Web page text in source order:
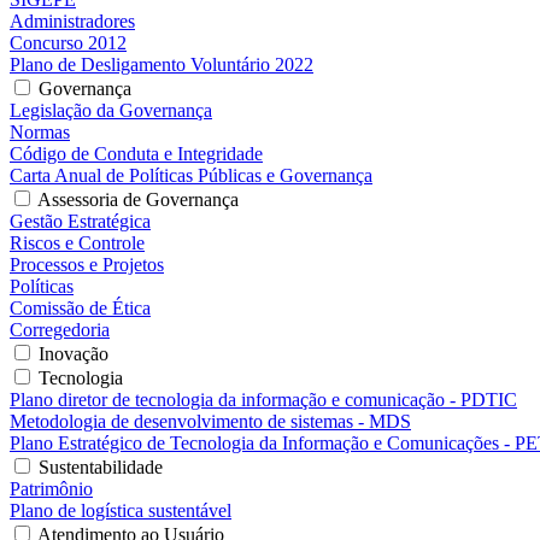
Administradores
Concurso 2012
Plano de Desligamento Voluntário 2022
Governança
Legislação da Governança
Normas
Código de Conduta e Integridade
Carta Anual de Políticas Públicas e Governança
Assessoria de Governança
Gestão Estratégica
Riscos e Controle
Processos e Projetos
Políticas
Comissão de Ética
Corregedoria
Inovação
Tecnologia
Plano diretor de tecnologia da informação e comunicação - PDTIC
Metodologia de desenvolvimento de sistemas - MDS
Plano Estratégico de Tecnologia da Informação e Comunicações -
Sustentabilidade
Patrimônio
Plano de logística sustentável
Atendimento ao Usuário